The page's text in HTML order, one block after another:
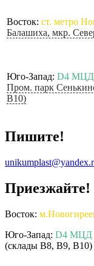
Восток: ст. метро
Балашиха, мкр.
Юго-Запад: D4 МЦД
Пром. парк
B10)
Пишите!
Приезжайте!
Восток:
Юго-Запад: D4 МЦД
(склады B8, B9, B10)